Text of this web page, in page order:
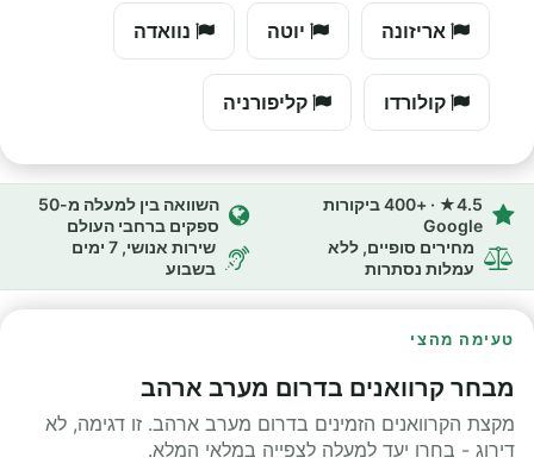
אריזונה יוטה נוואדה
קולורדו קליפורניה
4.5★ · +400 ביקורות
Google
השוואה בין למעלה מ-50
ספקים ברחבי העולם
מחירים סופיים, ללא
עמלות נסתרות
שירות אנושי, 7 ימים
בשבוע
טעימה מהצי
מבחר קרוואנים בדרום מערב ארהב
מקצת הקרוואנים הזמינים בדרום מערב ארהב. זו דגימה, לא
דירוג - בחרו יעד למעלה לצפייה במלאי המלא.